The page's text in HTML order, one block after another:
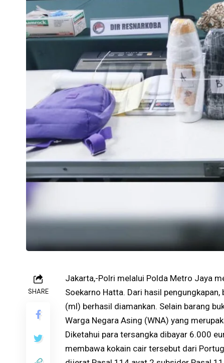
SHARE
Jakarta,-Polri melalui Polda Metro Jaya
Soekarno Hatta. Dari hasil
(ml) berhasil diamankan. Selain barang
Warga Negara Asing (WNA) yang
Diketahui para tersangka dibayar 6.000
membawa kokain cair tersebut dari